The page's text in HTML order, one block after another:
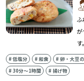
ふ
が
す。
#低塩分 #和食 #卵・大豆
#30分〜1時間 #揚げ物